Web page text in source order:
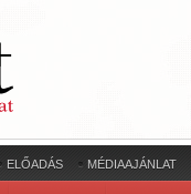
ELŐADÁS MÉDIAAJÁNLAT